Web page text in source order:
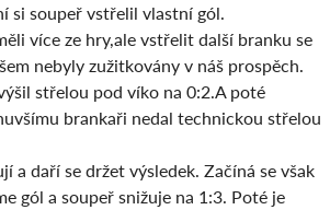
si soupeř vstřelil vlastní gól.
více ze hry,ale vstřelit další branku se
nebyly zužitkovány v náš prospěch.
střelou pod víko na 0:2.A poté
brankaři nedal technickou střelou
a daří se držet výsledek. Začíná se však
gól a soupeř snižuje na 1:3. Poté je